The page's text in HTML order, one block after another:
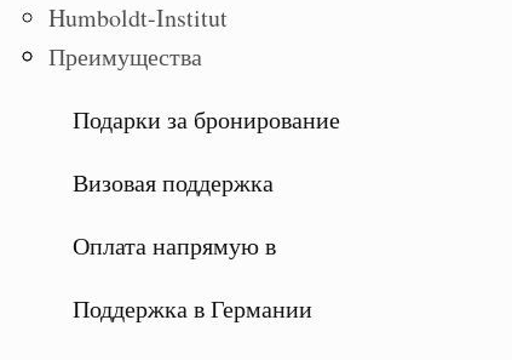
Humboldt-Institut
Преимущества
Подарки за бронирование
Визовая поддержка
Оплата напрямую в
Поддержка в Германии